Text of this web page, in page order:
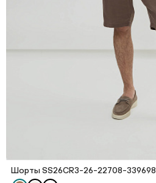
Шорты SS26CR3-26-22708-339698